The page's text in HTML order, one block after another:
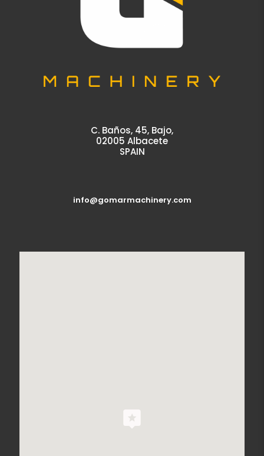
C. Baños, 45, Bajo,
02005 Albacete
SPAIN
info@gomarmachinery.com